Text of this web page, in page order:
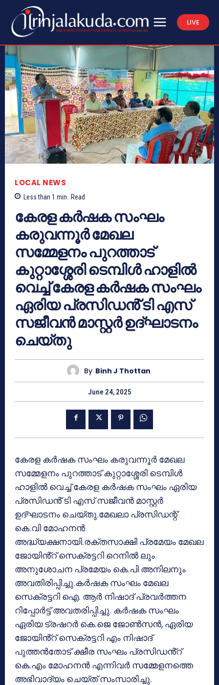
LIVE
LOCAL NEWS
Less than 1 min. Read
കേരള കർഷക സംഘം
കരുവന്നൂർ മേഖല
സമ്മേളനം പുറത്താട്
കുറ്റാശ്ശേരി ടെമ്പിൾ ഹാളിൽ
വെച്ച് കേരള കർഷക സംഘം
ഏരിയ പ്രസിഡൻ് ടി എസ്
സജീവൻ മാസ്റ്റർ ഉദ്ഘാടനം
ചെയ്തു
By Binh J Thottan
June 24, 2025
കേരള കർഷക സംഘം കരുവന്നൂർ മേഖല
സമ്മേളനം പുറത്താട് കുറ്റാശ്ശേരി ടെമ്പിൾ
ഹാളിൽ വെച്ച് കേരള കർഷക സംഘം ഏരിയ
പ്രസിഡൻ് ടി എസ് സജീവൻ മാസ്റ്റർ
ഉദ്ഘാടനം ചെയ്തു.മേഖലാ പ്രസിഡന്റ്
കെ.വി മോഹനൻ
അദ്ധ്യക്ഷനായി.രക്തസാക്ഷി പ്രമേയം മേഖല
ജോയിൻ്റ് സെക്രട്ടറി റെനിൽ ലും
അനുശോചന പ്രമേയം കെ.പി അനിലനും
അവതിരിപ്പിച്ചു.കർഷക സംഘം മേഖല
സെക്രട്ടറി ഐ. ആർ നിഷാദ് പ്രവർത്തന
റിപ്പോർട്ട്‌ അവതരിപ്പിച്ചു. കർഷക സംഘം
ഏരിയ ട്രഷറർ കെ.ജെ ജോൺസൻ, ഏരിയ
ജോയിൻ്റ് സെക്രട്ടറി എം നിഷാദ്
പുത്തൻതോട് ക്ഷീര സംഘം പ്രസിഡൻ്റ്
കെ.എം മോഹനൻ എന്നിവർ സമ്മേളനത്തെ
അഭിവാദ്യം ചെയ്ത് സംസാരിച്ചു.